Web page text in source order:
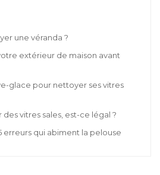
une véranda ?
extérieur de maison avant
glace pour nettoyer ses vitres
vitres sales, est-ce légal ?
erreurs qui abiment la pelouse